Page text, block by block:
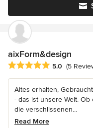
aixForm&design
Average rating: 5 out of 5
5.0 (5
Altes erhalten,
- das ist unsere Welt. Ob
die verschlissenen...
Read More